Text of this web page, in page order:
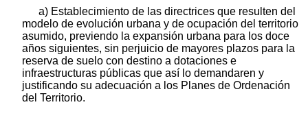
a) Establecimiento de las directrices que resulten del
modelo de evolución urbana y de ocupación del territorio
asumido, previendo la expansión urbana para los doce
años siguientes, sin perjuicio de mayores plazos para la
reserva de suelo con destino a dotaciones e
infraestructuras públicas que así lo demandaren y
justificando su adecuación a los Planes de Ordenación
del Territorio.